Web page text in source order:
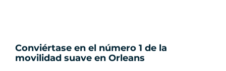
Conviértase en el número 1 de la
movilidad suave en Orleans